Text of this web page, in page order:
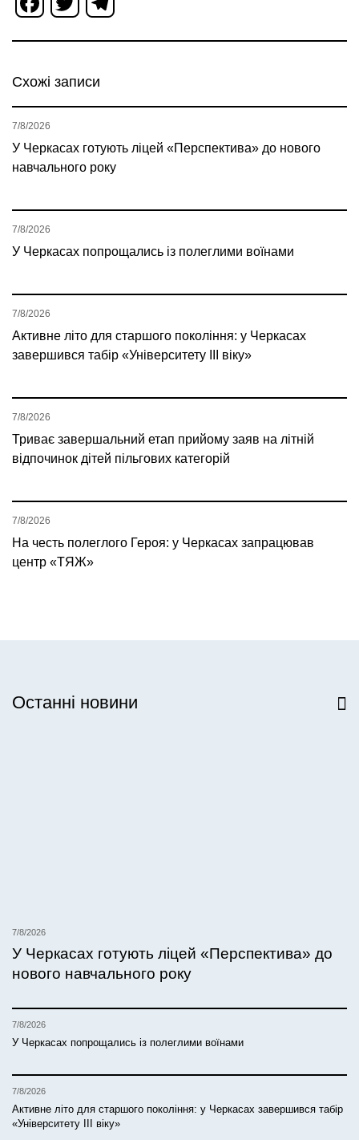
Facebook
Twitter
Схожі записи
У Черкасах готують ліцей «Перспектива» до нового
навчального року
7/8/2026
У Черкасах попрощались із полеглими воїнами
7/8/2026
Активне літо для старшого покоління: у Черкасах
завершився табір «Університету ІІІ віку»
7/8/2026
Триває завершальний етап прийому заяв на літній
відпочинок дітей пільгових категорій
7/8/2026
На честь полеглого Героя: у Черкасах запрацював
центр «ТЯЖ»
7/8/2026
Останні новини
7/8/2026
У Черкасах готують ліцей «Перспектива» до
нового навчального року
7/8/2026
У Черкасах попрощались із полеглими воїнами
7/8/2026
Активне літо для старшого покоління: у Черкасах завершився табір
«Університету ІІІ віку»